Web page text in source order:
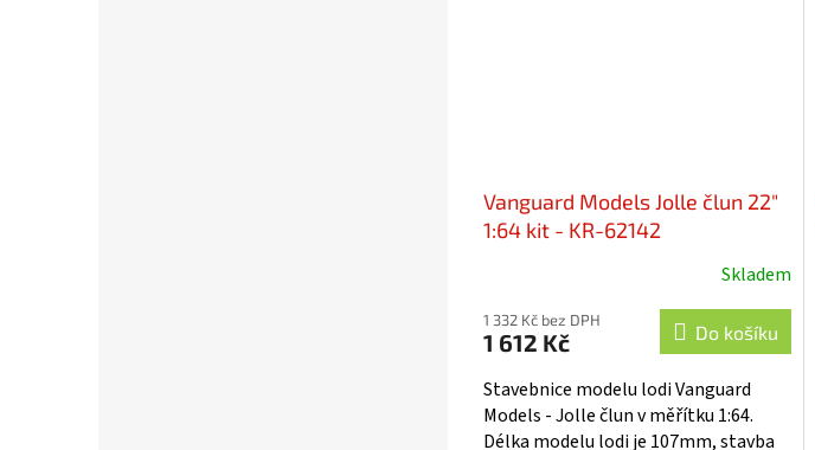
Vanguard Models Jolle člun 22"
1:64 kit - KR-62142
Skladem
1 332 Kč bez DPH
1 612 Kč Do košíku
Stavebnice modelu lodi Vanguard
Models - Jolle člun v měřítku 1:64.
Délka modelu lodi je 107mm, stavba